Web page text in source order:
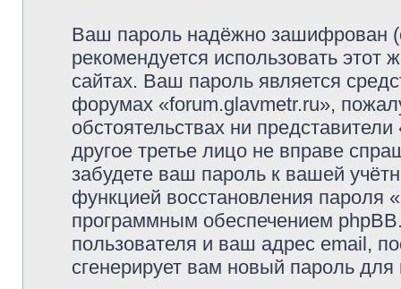
Ваш пароль надёжно зашифрован
рекомендуется использовать этот
сайтах. Ваш пароль является
форумах «forum.glavmetr.ru»,
обстоятельствах ни
другое третье лицо не вправе
забудете ваш пароль к вашей
функцией восстановления пароля
программным обеспечением
пользователя и ваш адрес email,
сгенерирует вам новый пароль